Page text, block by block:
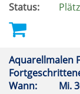
Status:
Aquarellmalen
Wann:
Mi.